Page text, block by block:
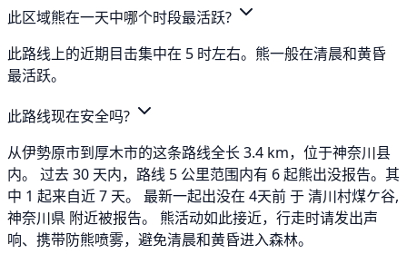
此区域熊在一天中哪个时段最活跃?
此路线上的近期目击集中在 5 时左右。熊一般在清晨和黄昏
最活跃。
此路线现在安全吗?
从伊勢原市到厚木市的这条路线全长 3.4 km，位于神奈川县
内。 过去 30 天内，路线 5 公里范围内有 6 起熊出没报告。其
中 1 起来自近 7 天。 最新一起出没在 4天前 于 清川村煤ケ谷,
神奈川県 附近被报告。 熊活动如此接近，行走时请发出声
响、携带防熊喷雾，避免清晨和黄昏进入森林。